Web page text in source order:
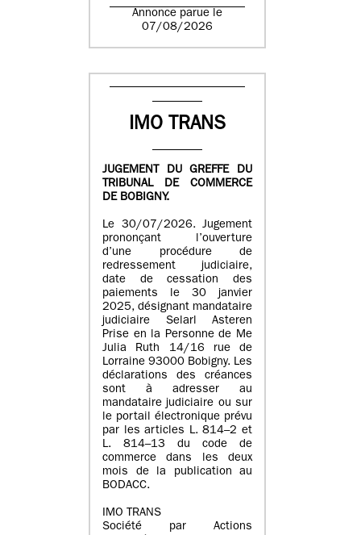
Annonce parue le
07/08/2026
IMO TRANS
JUGEMENT DU GREFFE DU
TRIBUNAL DE COMMERCE
DE BOBIGNY.
Le 30/07/2026. Jugement
prononçant l’ouverture
d’une procédure de
redressement judiciaire,
date de cessation des
paiements le 30 janvier
2025, désignant mandataire
judiciaire Selarl Asteren
Prise en la Personne de Me
Julia Ruth 14/16 rue de
Lorraine 93000 Bobigny. Les
déclarations des créances
sont à adresser au
mandataire judiciaire ou sur
le portail électronique prévu
par les articles L. 814–2 et
L. 814–13 du code de
commerce dans les deux
mois de la publication au
BODACC.
IMO TRANS
Société par Actions